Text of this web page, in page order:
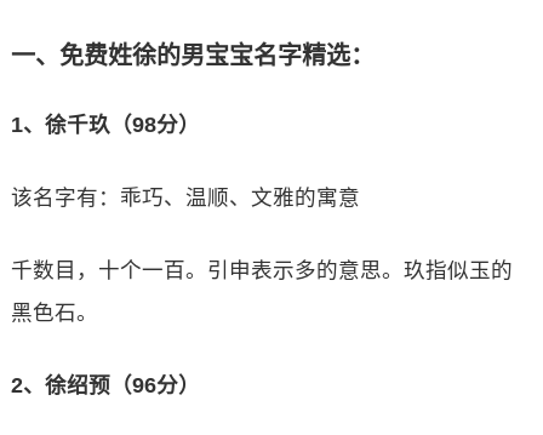
一、免费姓徐的男宝宝名字精选：
1、徐千玖（98分）
该名字有：乖巧、温顺、文雅的寓意
千数目，十个一百。引申表示多的意思。玖指似玉的
黑色石。
2、徐绍预（96分）